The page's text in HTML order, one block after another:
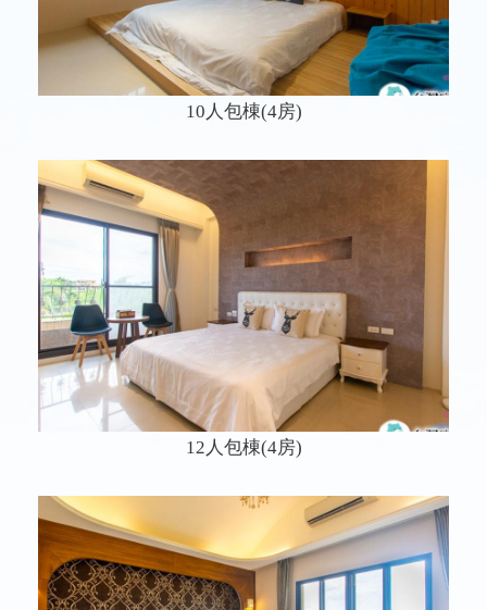
10人包棟(4房)
12人包棟(4房)